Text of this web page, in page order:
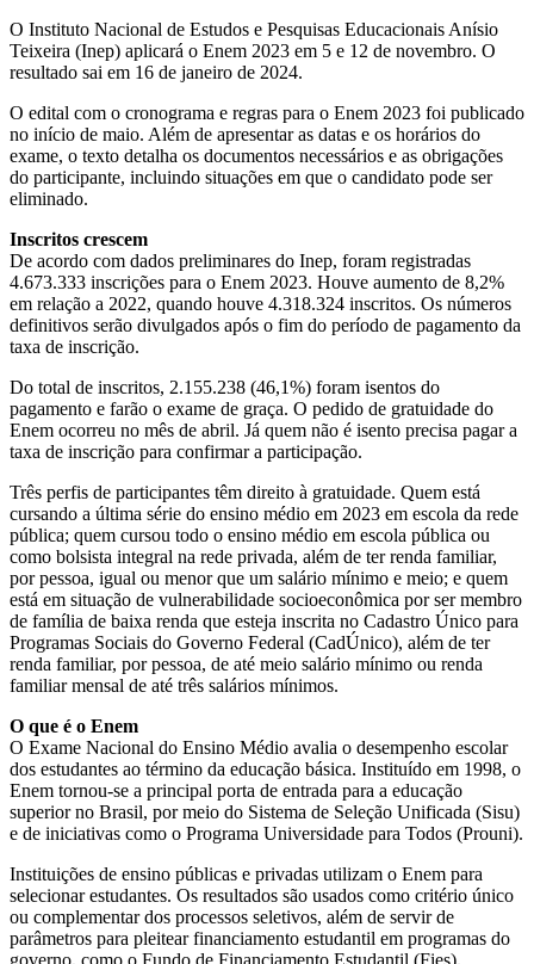
O Instituto Nacional de Estudos e Pesquisas Educacionais Anísio
Teixeira (Inep) aplicará o Enem 2023 em 5 e 12 de novembro. O
resultado sai em 16 de janeiro de 2024.
O edital com o cronograma e regras para o Enem 2023 foi publicado
no início de maio. Além de apresentar as datas e os horários do
exame, o texto detalha os documentos necessários e as obrigações
do participante, incluindo situações em que o candidato pode ser
eliminado.
Inscritos crescem
De acordo com dados preliminares do Inep, foram registradas
4.673.333 inscrições para o Enem 2023. Houve aumento de 8,2%
em relação a 2022, quando houve 4.318.324 inscritos. Os números
definitivos serão divulgados após o fim do período de pagamento da
taxa de inscrição.
Do total de inscritos, 2.155.238 (46,1%) foram isentos do
pagamento e farão o exame de graça. O pedido de gratuidade do
Enem ocorreu no mês de abril. Já quem não é isento precisa pagar a
taxa de inscrição para confirmar a participação.
Três perfis de participantes têm direito à gratuidade. Quem está
cursando a última série do ensino médio em 2023 em escola da rede
pública; quem cursou todo o ensino médio em escola pública ou
como bolsista integral na rede privada, além de ter renda familiar,
por pessoa, igual ou menor que um salário mínimo e meio; e quem
está em situação de vulnerabilidade socioeconômica por ser membro
de família de baixa renda que esteja inscrita no Cadastro Único para
Programas Sociais do Governo Federal (CadÚnico), além de ter
renda familiar, por pessoa, de até meio salário mínimo ou renda
familiar mensal de até três salários mínimos.
O que é o Enem
O Exame Nacional do Ensino Médio avalia o desempenho escolar
dos estudantes ao término da educação básica. Instituído em 1998, o
Enem tornou-se a principal porta de entrada para a educação
superior no Brasil, por meio do Sistema de Seleção Unificada (Sisu)
e de iniciativas como o Programa Universidade para Todos (Prouni).
Instituições de ensino públicas e privadas utilizam o Enem para
selecionar estudantes. Os resultados são usados como critério único
ou complementar dos processos seletivos, além de servir de
parâmetros para pleitear financiamento estudantil em programas do
governo, como o Fundo de Financiamento Estudantil (Fies).